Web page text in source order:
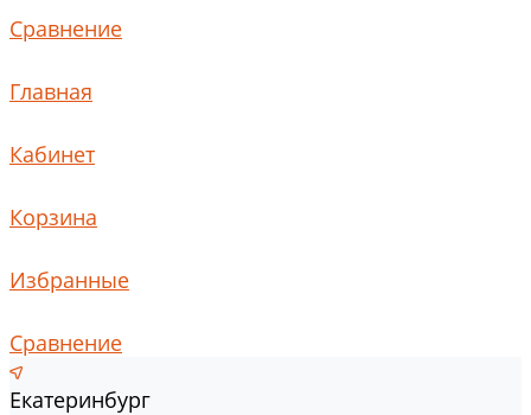
Сравнение
Главная
Кабинет
Корзина
Избранные
Сравнение
Екатеринбург